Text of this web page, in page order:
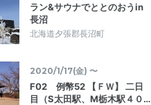
ラン&サウナでととのおうin
長沼
北海道夕張郡長沼町
2020/1/17(金) 〜
F02 例幣52 【ＦＷ】 二日
目（S太田駅、M栃木駅４０…